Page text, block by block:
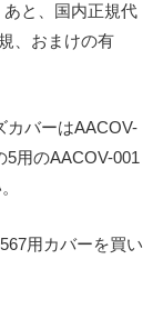
あと、国内正規代
、おまけの有
カバーはAACOV-
5用のAACOV-001
用カバーを買い